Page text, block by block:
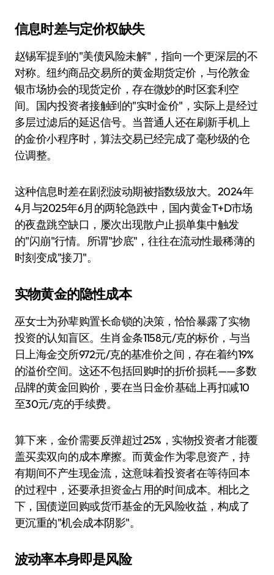
信息时差与定价权缺失
赵锡军提到的"美债风险未解"，指向一个更深层的不
对称。纽约商品交易所的黄金期货定价，与伦敦金
银市场协会的现货定价，存在微妙的时区套利空
间。国内投资者接触到的"实时金价"，实际上是经过
多层过滤后的延迟信号。当普通人还在刷新手机上
的金价小程序时，算法交易已经完成了毫秒级的仓
位调整。
这种信息时差在剧烈波动期被指数级放大。2024年
4月与2025年6月的两轮急跌中，国内黄金T+D市场
的夜盘跳空缺口，屡次出现散户止损单集中触发
的"闪崩"行情。所谓"抄底"，往往在流动性最稀薄的
时刻变成"接刀"。
实物黄金的隐性成本
巫女士为孙辈购置长命锁的决策，恰恰暴露了实物
投资的认知盲区。生肖金条1158元/克的标价，与当
日上海金交所972元/克的基准价之间，存在着约19%
的溢价空间。这还不包括回购时的折价损耗——多数
品牌的黄金回购价，要在当日金价基础上再扣减10
至30元/克的手续费。
算下来，金价需要反弹超过25%，实物投资者才能覆
盖买卖双向的成本摩擦。而黄金作为零息资产，持
有期间不产生现金流，这意味着投资者在等待回本
的过程中，还要承担资金占用的时间成本。相比之
下，国债逆回购或货币基金的无风险收益，构成了
更沉重的"机会成本阴影"。
波动率本身即是风险